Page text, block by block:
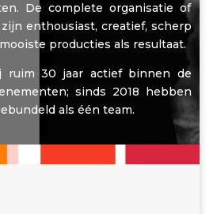
De complete organisatie of
enthousiast, creatief, scherp
producties als resultaat.
ruim 30 jaar actief binnen de
sinds 2018 hebben
als één team.